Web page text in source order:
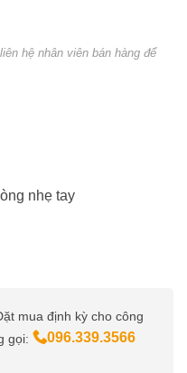
liên hệ nhân viên bán hàng để
nhẹ tay
mua định kỳ cho công
gọi:
096.339.3566